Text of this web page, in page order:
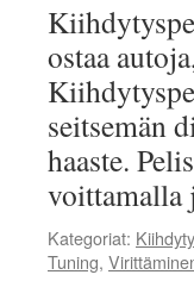
ostaa
seitsemän
haaste.
voittamalla
Kategoriat:
Tuning,